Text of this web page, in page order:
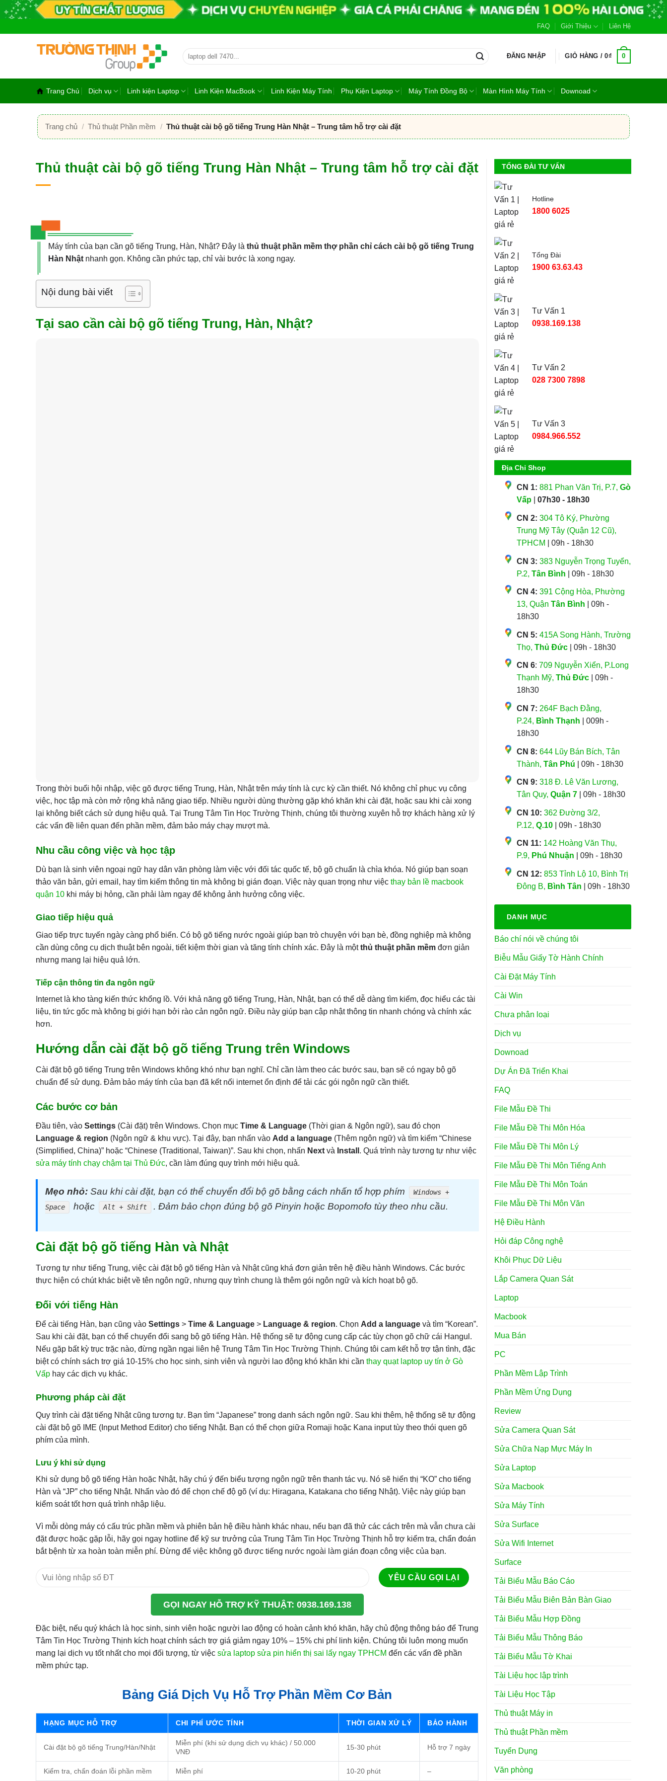
qua
FAQ Giới Thiệu Liên Hệ
Tìm
kiếm:
ĐĂNG NHẬP GIỎ HÀNG /0₫ 0
Trang Chủ Dịch vụ Linh kiện Laptop Linh Kiện MacBook Linh Kiện Máy Tính Phụ Kiện Laptop Máy Tính Đồng Bộ Màn Hình Máy Tính Downoad
Trang chủ / Thủ thuật Phần mềm / Thủ thuật cài bộ gõ tiếng Trung Hàn Nhật – Trung tâm hỗ trợ cài đặt
Thủ thuật cài bộ gõ tiếng Trung Hàn Nhật – Trung tâm hỗ trợ cài đặt
Máy tính của bạn cần gõ tiếng Trung, Hàn, Nhật? Đây là thủ thuật phần mềm thợ phần chỉ cách cài bộ gõ tiếng Trung
Hàn Nhậtnhanh gọn. Không cần phức tạp, chỉ vài bước là xong ngay.
Nội dung bài viết
Tại sao cần cài bộ gõ tiếng Trung, Hàn, Nhật?
Trong thời buổi hội nhập, việc gõ được tiếng Trung, Hàn, Nhật trên máy tính là cực kỳ cần thiết. Nó không chỉ phục vụ công
việc, học tập mà còn mở rộng khả năng giao tiếp. Nhiều người dùng thường gặp khó khăn khi cài đặt, hoặc sau khi cài xong
lại không biết cách sử dụng hiệu quả. Tại Trung Tâm Tin Học Trường Thịnh, chúng tôi thường xuyên hỗ trợ khách hàng xử lý
các vấn đề liên quan đến phần mềm, đảm bảo máy chạy mượt mà.
Nhu cầu công việc và học tập
Dù bạn là sinh viên ngoại ngữ hay dân văn phòng làm việc với đối tác quốc tế, bộ gõ chuẩn là chìa khóa. Nó giúp bạn soạn
thảo văn bản, gửi email, hay tìm kiếm thông tin mà không bị gián đoạn. Việc này quan trọng như việc thay bản lề macbook
quận 10 khi máy bị hỏng, cần phải làm ngay để không ảnh hưởng công việc.
Giao tiếp hiệu quả
Giao tiếp trực tuyến ngày càng phổ biến. Có bộ gõ tiếng nước ngoài giúp bạn trò chuyện với bạn bè, đồng nghiệp mà không
cần dùng công cụ dịch thuật bên ngoài, tiết kiệm thời gian và tăng tính chính xác. Đây là mộtthủ thuật phần mềm đơn giản
nhưng mang lại hiệu quả lớn.
Tiếp cận thông tin đa ngôn ngữ
Internet là kho tàng kiến thức khổng lồ. Với khả năng gõ tiếng Trung, Hàn, Nhật, bạn có thể dễ dàng tìm kiếm, đọc hiểu các tài
liệu, tin tức gốc mà không bị giới hạn bởi rào cản ngôn ngữ. Điều này giúp bạn cập nhật thông tin nhanh chóng và chính xác
hơn.
Hướng dẫn cài đặt bộ gõ tiếng Trung trên Windows
Cài đặt bộ gõ tiếng Trung trên Windows không khó như bạn nghĩ. Chỉ cần làm theo các bước sau, bạn sẽ có ngay bộ gõ
chuẩn để sử dụng. Đảm bảo máy tính của bạn đã kết nối internet ổn định để tải các gói ngôn ngữ cần thiết.
Các bước cơ bản
Đầu tiên, vào Settings (Cài đặt) trên Windows. Chọn mục Time & Language (Thời gian & Ngôn ngữ), sau đó chọn
Language & region (Ngôn ngữ & khu vực). Tại đây, bạn nhấn vào Add a language (Thêm ngôn ngữ) và tìm kiếm “Chinese
(Simplified, China)” hoặc “Chinese (Traditional, Taiwan)”. Sau khi chọn, nhấn Next và Install . Quá trình này tương tự như việc
sửa máy tính chạy chậm tại Thủ Đức, cần làm đúng quy trình mới hiệu quả.
Mẹo nhỏ: Sau khi cài đặt, bạn có thể chuyển đổi bộ gõ bằng cách nhấn tổ hợp phím
Windows +
Space
hoặc Alt + Shift . Đảm bảo chọn đúng bộ gõ Pinyin hoặc Bopomofo tùy theo nhu cầu.
Cài đặt bộ gõ tiếng Hàn và Nhật
Tương tự như tiếng Trung, việc cài đặt bộ gõ tiếng Hàn và Nhật cũng khá đơn giản trên hệ điều hành Windows. Các bước
thực hiện có chút khác biệt về tên ngôn ngữ, nhưng quy trình chung là thêm gói ngôn ngữ và kích hoạt bộ gõ.
Đối với tiếng Hàn
Để cài tiếng Hàn, bạn cũng vào Settings > Time & Language > Language & region. Chọn Add a language và tìm “Korean”.
Sau khi cài đặt, bạn có thể chuyển đổi sang bộ gõ tiếng Hàn. Hệ thống sẽ tự động cung cấp các tùy chọn gõ chữ cái Hangul.
Nếu gặp bất kỳ trục trặc nào, đừng ngần ngại liên hệ Trung Tâm Tin Học Trường Thịnh. Chúng tôi cam kết hỗ trợ tận tình, đặc
biệt có chính sách trợ giá 10-15% cho học sinh, sinh viên và người lao động khó khăn khi cần thay quạt laptop uy tín ở Gò
Vấp hay các dịch vụ khác.
Phương pháp cài đặt
Quy trình cài đặt tiếng Nhật cũng tương tự. Bạn tìm “Japanese” trong danh sách ngôn ngữ. Sau khi thêm, hệ thống sẽ tự động
cài đặt bộ gõ IME (Input Method Editor) cho tiếng Nhật. Bạn có thể chọn giữa Romaji hoặc Kana input tùy theo thói quen gõ
phím của mình.
Lưu ý khi sử dụng
Khi sử dụng bộ gõ tiếng Hàn hoặc Nhật, hãy chú ý đến biểu tượng ngôn ngữ trên thanh tác vụ. Nó sẽ hiển thị “KO” cho tiếng
Hàn và “JP” cho tiếng Nhật. Nhấn vào đó để chọn chế độ gõ (ví dụ: Hiragana, Katakana cho tiếng Nhật). Việc này giúp bạn
kiểm soát tốt hơn quá trình nhập liệu.
Vì mỗi dòng máy có cấu trúc phần mềm và phiên bản hệ điều hành khác nhau, nếu bạn đã thử các cách trên mà vẫn chưa cài
đặt được hoặc gặp lỗi, hãy gọi ngay hotline để kỹ sư trưởng của Trung Tâm Tin Học Trường Thịnh hỗ trợ kiểm tra, chẩn đoán
bắt bệnh từ xa hoàn toàn miễn phí. Đừng để việc không gõ được tiếng nước ngoài làm gián đoạn công việc của bạn.
GỌI NGAY HỖ TRỢ KỸ THUẬT: 0938.169.138
Đặc biệt, nếu quý khách là học sinh, sinh viên hoặc người lao động có hoàn cảnh khó khăn, hãy chủ động thông báo để Trung
Tâm Tin Học Trường Thịnh kích hoạt chính sách trợ giá giảm ngay 10% – 15% chi phí linh kiện. Chúng tôi luôn mong muốn
mang lại dịch vụ tốt nhất cho mọi đối tượng, từ việc sửa laptop sửa pin hiển thị sai lấy ngay TPHCM đến các vấn đề phần
mềm phức tạp.
Bảng Giá Dịch Vụ Hỗ Trợ Phần Mềm Cơ Bản
HẠNG MỤC HỖ TRỢ CHI PHÍ ƯỚC TÍNH THỜI GIAN XỬ LÝ BẢO HÀNH
Cài đặt bộ gõ tiếng Trung/Hàn/Nhật
Miễn phí (khi sử dụng dịch vụ khác) / 50.000
VNĐ
15-30 phút Hỗ trợ 7 ngày
Kiểm tra, chẩn đoán lỗi phần mềm Miễn phí 10-20 phút –
TỔNG ĐÀI TƯ VẤN
Hotline
1800 6025
Tổng Đài
1900 63.63.43
Tư Vấn 1
0938.169.138
Tư Vấn 2
028 7300 7898
Tư Vấn 3
0984.966.552
Địa Chỉ Shop
CN 1: 881 Phan Văn Trị, P.7, Gò
Vấp| 07h30 - 18h30
CN 2: 304 Tô Ký, Phường
Trung Mỹ Tây (Quận 12 Cũ),
TPHCM | 09h - 18h30
CN 3: 383 Nguyễn Trọng Tuyển,
P.2, Tân Bình | 09h - 18h30
CN 4: 391 Cộng Hòa, Phường
13, Quận Tân Bình | 09h -
18h30
CN 5: 415A Song Hành, Trường
Thọ, Thủ Đức| 09h - 18h30
CN 6: 709 Nguyễn Xiển, P.Long
Thạnh Mỹ, Thủ Đức| 09h -
18h30
CN 7: 264F Bạch Đằng,
P.24, Bình Thạnh | 009h -
18h30
CN 8: 644 Lũy Bán Bích, Tân
Thành, Tân Phú | 09h - 18h30
CN 9: 318 Đ. Lê Văn Lương,
Tân Quy, Quận 7| 09h - 18h30
CN 10: 362 Đường 3/2,
P.12, Q.10| 09h - 18h30
CN 11: 142 Hoàng Văn Thụ,
P.9, Phú Nhuận | 09h - 18h30
CN 12: 853 Tỉnh Lộ 10, Bình Trị
Đông B, Bình Tân | 09h - 18h30
DANH MỤC
Báo chí nói về chúng tôi
Biễu Mẫu Giấy Tờ Hành Chính
Cài Đặt Máy Tính
Cài Win
Chưa phân loại
Dịch vụ
Downoad
Dự Án Đã Triển Khai
FAQ
File Mẫu Đề Thi
File Mẫu Đề Thi Môn Hóa
File Mẫu Đề Thi Môn Lý
File Mẫu Đề Thi Môn Tiếng Anh
File Mẫu Đề Thi Môn Toán
File Mẫu Đề Thi Môn Văn
Hệ Điều Hành
Hỏi đáp Công nghệ
Khôi Phục Dữ Liệu
Lắp Camera Quan Sát
Laptop
Macbook
Mua Bán
PC
Phần Mềm Lập Trình
Phần Mềm Ứng Dụng
Review
Sửa Camera Quan Sát
Sửa Chữa Nạp Mực Máy In
Sửa Laptop
Sửa Macbook
Sửa Máy Tính
Sửa Surface
Sửa Wifi Internet
Surface
Tải Biểu Mẫu Báo Cáo
Tải Biểu Mẫu Biên Bản Bàn Giao
Tải Biểu Mẫu Hợp Đồng
Tải Biểu Mẫu Thông Báo
Tải Biểu Mẫu Tờ Khai
Tài Liệu học lập trình
Tài Liệu Học Tập
Thủ thuật Máy in
Thủ thuật Phần mềm
Tuyển Dụng
Văn phòng